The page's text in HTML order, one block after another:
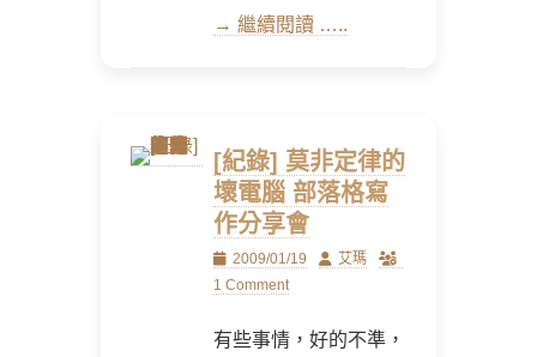
→ 繼續閱讀 …..
[紀錄] 莫非定律的
壞電腦 部落格寫
作分享會
Posted
on
2009/01/19 Author
艾瑪
1 Comment
有些事情，好的不準，